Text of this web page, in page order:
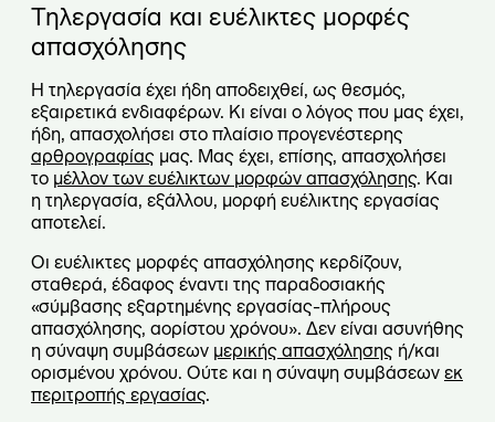
Τηλεργασία και ευέλικτες μορφές
απασχόλησης
Η τηλεργασία έχει ήδη αποδειχθεί, ως θεσμός,
εξαιρετικά ενδιαφέρων. Κι είναι ο λόγος που μας έχει,
ήδη, απασχολήσει στο πλαίσιο προγενέστερης
αρθρογραφίας μας. Μας έχει, επίσης, απασχολήσει
το μέλλον των ευέλικτων μορφών απασχόλησης. Και
η τηλεργασία, εξάλλου, μορφή ευέλικτης εργασίας
αποτελεί.
Οι ευέλικτες μορφές απασχόλησης κερδίζουν,
σταθερά, έδαφος έναντι της παραδοσιακής
«σύμβασης εξαρτημένης εργασίας-πλήρους
απασχόλησης, αορίστου χρόνου». Δεν είναι ασυνήθης
η σύναψη συμβάσεων μερικής απασχόλησης ή/και
ορισμένου χρόνου. Ούτε και η σύναψη συμβάσεων εκ
περιτροπής εργασίας.